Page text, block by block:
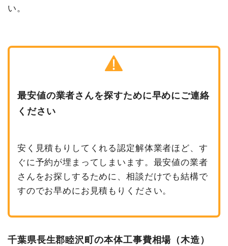
い。
最安値の業者さんを探すために早めにご連絡
ください
安く見積もりしてくれる認定解体業者ほど、す
ぐに予約が埋まってしまいます。最安値の業者
さんをお探しするために、相談だけでも結構で
すのでお早めにお見積もりください。
千葉県長生郡睦沢町の本体工事費相場（木造）